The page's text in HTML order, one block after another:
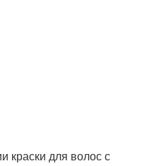
краски для волос с